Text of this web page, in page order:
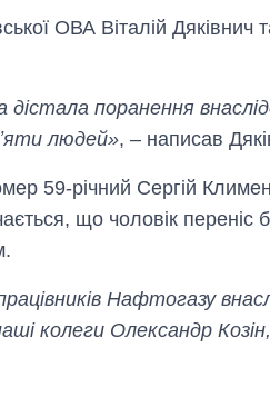
ОВА Віталій Дяківнич
поранення
людей», – написав
59-річний Сергій
що чоловік переніс
Нафтогазу
колеги Олександр